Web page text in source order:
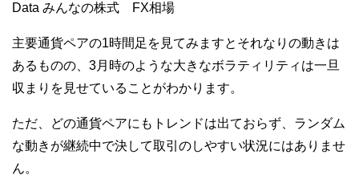
Data みんなの株式 FX相場
主要通貨ペアの1時間足を見てみますとそれなりの動きは
あるものの、3月時のような大きなボラティリティは一旦
収まりを見せていることがわかります。
ただ、どの通貨ペアにもトレンドは出ておらず、ランダム
な動きが継続中で決して取引のしやすい状況にはありませ
ん。